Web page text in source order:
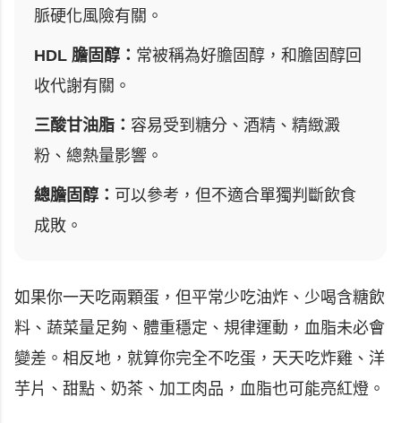
脈硬化風險有關。
HDL 膽固醇： 常被稱為好膽固醇，和膽固醇回
收代謝有關。
三酸甘油脂： 容易受到糖分、酒精、精緻澱
粉、總熱量影響。
總膽固醇： 可以參考，但不適合單獨判斷飲食
成敗。
如果你一天吃兩顆蛋，但平常少吃油炸、少喝含糖飲
料、蔬菜量足夠、體重穩定、規律運動，血脂未必會
變差。相反地，就算你完全不吃蛋，天天吃炸雞、洋
芋片、甜點、奶茶、加工肉品，血脂也可能亮紅燈。